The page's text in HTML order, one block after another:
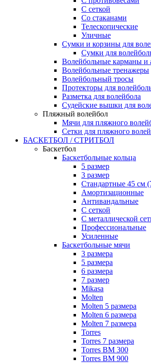
С сеткой
Со стаканами
Телескопические
Уличные
Сумки и корзины для
Сумки для
Волейбольные карманы и
Волейбольные тренажеры
Волейбольный тросы
Протекторы для
Разметка для волейбола
Судейские вышки для
Пляжный волейбол
Мячи для пляжного
Сетки для пляжного
БАСКЕТБОЛ / СТРИТБОЛ
Баскетбол
Баскетбольные кольца
5 размер
3 размер
Стандартные 45 см
Амортизационные
Антивандальные
С сеткой
С металлической
Профессиональные
Усиленные
Баскетбольные мячи
3 размера
5 размера
6 размера
7 размер
Mikasa
Molten
Molten 5 размера
Molten 6 размера
Molten 7 размера
Torres
Torres 7 размера
Torres BM 300
Torres BM 900